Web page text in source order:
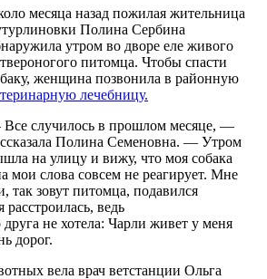
месяца назад пожилая жительница
Полина Сербина
утром во дворе еле живого
питомца. Чтобы спасти
женщина позвонила в районную
лечебницу.
случилось в прошлом месяце, —
Полина Семеновна. — Утром
на улицу и вижу, что моя собака
мои слова совсем не реагирует. Мне
так зовут питомца, подавился
ведь
друга не хотела: Чарли живет у меня
дорог.
вела врач ветстанции Ольга